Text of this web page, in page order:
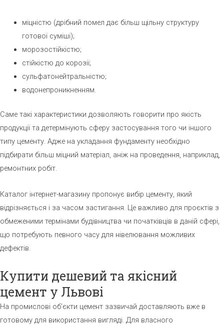
міцністю (дрібний помел дає більш щільну структуру
готової суміші);
морозостійкістю;
стійкістю до корозії;
сульфатонейтральністю;
водонепроникненням.
Саме такі характеристики дозволяють говорити про якість
продукції та детермінують сферу застосування того чи іншого
типу цементу. Адже на укладання фундаменту необхідно
підбирати більш міцний матеріал, аніж на проведення, наприклад,
ремонтних робіт.
Каталог інтернет-магазину пропонує вибір цементу, який
відрізняється і за часом застигання. Це важливо для проєктів з
обмеженими термінами будівництва чи початківців в даній сфері,
що потребують певного часу для нівелювання можливих
дефектів.
Купити дешевий та якісний
цемент у Львові
На промислові об’єкти цемент зазвичай доставляють вже в
готовому для використання вигляді. Для власного